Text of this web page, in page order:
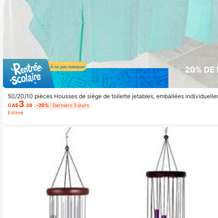
20% DE
50/20/10 pièces Housses de siège de toilette jetables, emballées
apis de toilette jetables épais et imperméables, housses de siège de toilette
pis de toilette en papier prolongé, convenant pour les hôtels, les lieux publics,
age domestique
CA$3.36 -20%
Derniers 3 jours
Estimé